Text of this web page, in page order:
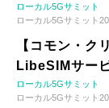
ローカル5Gサミット
ローカル5Gサミット
【コモン・ク
LibeSIMサー
ローカル5Gサミット
ローカル5Gサミット